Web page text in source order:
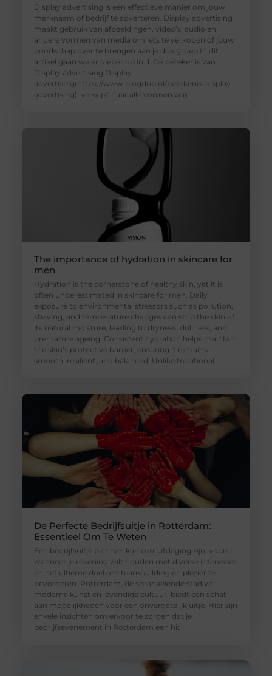
Display advertising is een effectieve manier om jouw
merknaam of bedrijf te adverteren. Display advertising
maakt gebruik van afbeeldingen, video’s, audio en
andere vormen van media om iets te verkopen of jouw
boodschap over te brengen aan je doelgroep.In dit
artikel gaan we er dieper op in. 1. De betekenis van
Display advertising Display
advertising(https://www.blogdrip.nl/betekenis-display-
advertising). verwijst naar alle vormen van
The importance of hydration in skincare for
men
Hydration is the cornerstone of healthy skin, yet it is
often underestimated in skincare for men. Daily
exposure to environmental stressors such as pollution,
shaving, and temperature changes can strip the skin of
its natural moisture, leading to dryness, dullness, and
premature ageing. Consistent hydration helps maintain
the skin’s protective barrier, ensuring it remains
smooth, resilient, and balanced. Unlike traditional
De Perfecte Bedrijfsuitje in Rotterdam:
Essentieel Om Te Weten
Een bedrijfsuitje plannen kan een uitdaging zijn, vooral
wanneer je rekening wilt houden met diverse interesses
en het ultieme doel om teambuilding en plezier te
bevorderen. Rotterdam, de sprankelende stad vol
moderne kunst en levendige cultuur, biedt een schat
aan mogelijkheden voor een onvergetelijk uitje. Hier zijn
enkele inzichten om ervoor te zorgen dat je
bedrijfsevenement in Rotterdam een hit